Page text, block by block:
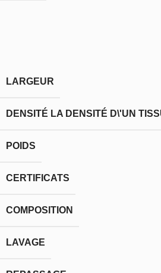
LARGEUR
DENSITÉ LA DENSITÉ D\'UN
POIDS
CERTIFICATS
COMPOSITION
LAVAGE